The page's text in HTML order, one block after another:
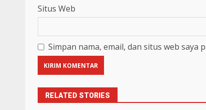
Situs Web
Simpan nama, email, dan situs web
RELATED STORIES